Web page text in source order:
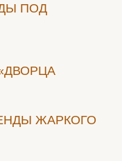
ПОД
ЖАРКОГО